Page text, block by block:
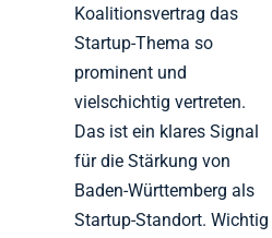
Koalitionsvertrag das
Startup-Thema so
prominent und
vielschichtig vertreten.
Das ist ein klares Signal
für die Stärkung von
Baden-Württemberg als
Startup-Standort. Wichtig